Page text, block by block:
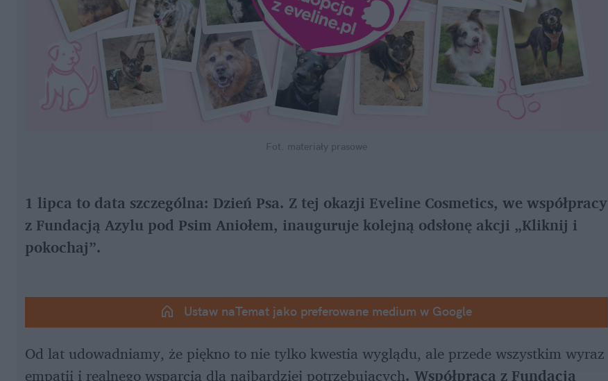
Fot. materiały prasowe
1 lipca to data szczególna: Dzień Psa. Z tej okazji Eveline Cosmetics, we współpracy
z Fundacją Azylu pod Psim Aniołem, inauguruje kolejną odsłonę akcji „Kliknij i
pokochaj”.
Ustaw naTemat jako preferowane medium w Google
Od lat udowadniamy, że piękno to nie tylko kwestia wyglądu, ale przede wszystkim wyraz
empatii i realnego wsparcia dla najbardziej potrzebujących. Współpraca z Fundacją